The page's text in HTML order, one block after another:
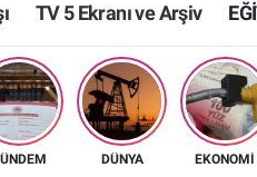
TV 5 Ekranı ve Arşiv
DÜNYA EKONOMİ